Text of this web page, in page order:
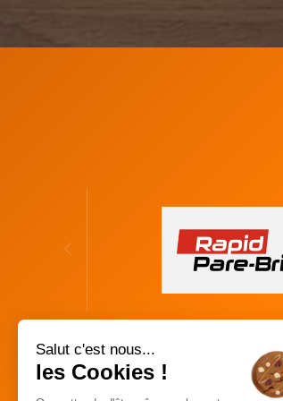
Salut c'est nous...
les Cookies !